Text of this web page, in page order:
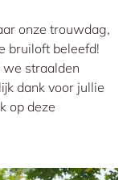
onze trouwdag,
bruiloft beleefd!
straalden
dank voor jullie
op deze